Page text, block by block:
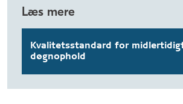
Læs mere
Kvalitetsstandard for
døgnophold